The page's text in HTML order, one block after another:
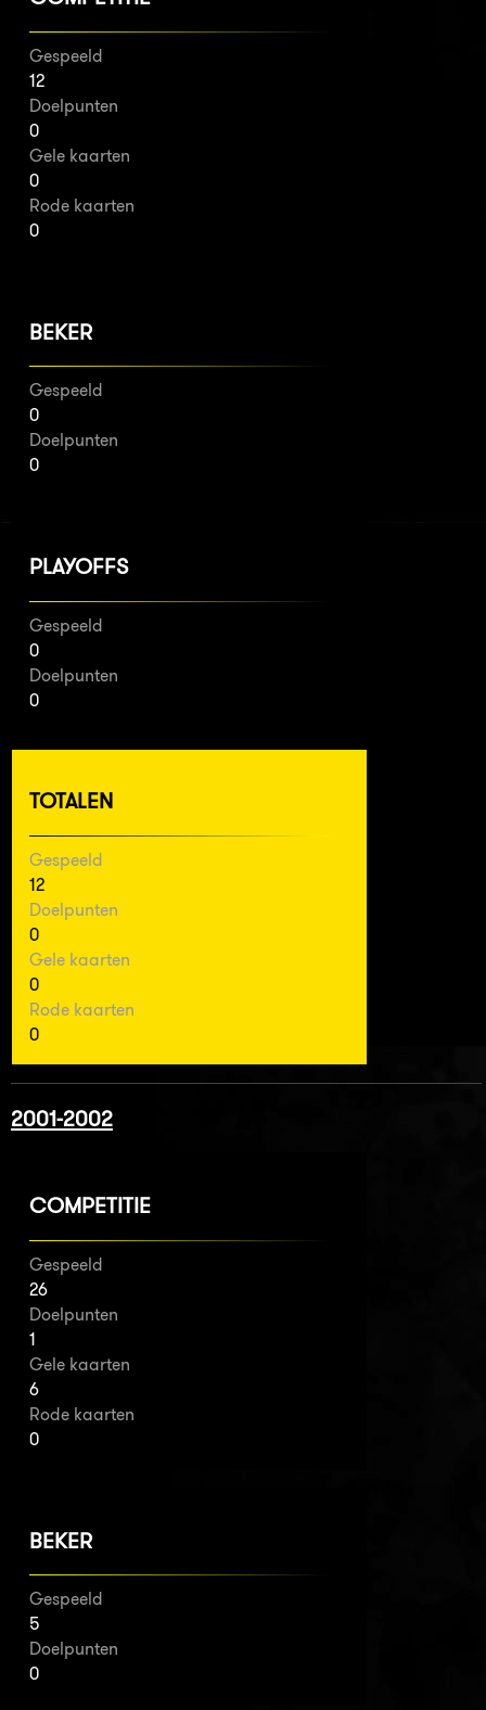
Gespeeld
12
Doelpunten
0
Gele kaarten
0
Rode kaarten
0
BEKER
Gespeeld
0
Doelpunten
0
PLAYOFFS
Gespeeld
0
Doelpunten
0
TOTALEN
Gespeeld
12
Doelpunten
0
Gele kaarten
0
Rode kaarten
0
2001-2002
COMPETITIE
Gespeeld
26
Doelpunten
1
Gele kaarten
6
Rode kaarten
0
BEKER
Gespeeld
5
Doelpunten
0